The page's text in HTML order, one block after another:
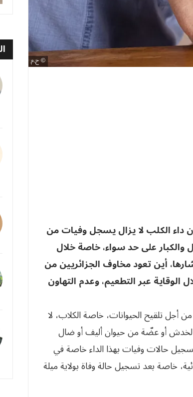
ح.م
داء الكلب لا يزال يسجل وفيات من
والكبار على حد سواء، خاصة خلال
أين تعود مخاوف الجزائريين من
عبر التطعيم، وعدم التهاون
أجل تلقيح الحيوانات، خاصة الكلاب، لا
لخدش أو عضّة من حيوان أليف أو ضال
حالات وفيات بهذا الداء خاصة في
خاصة بعد تسجيل حالة وفاة بولاية ميلة